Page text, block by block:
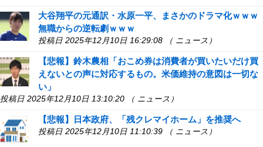
大谷翔平の元通訳・水原一平、まさかのドラマ化ｗｗｗ
無職からの逆転劇ｗｗｗ
投稿日 2025年12月10日 16:29:08 （ ニュース）
【悲報】鈴木農相「おこめ券は消費者が買いたいだけ買
えないとの声に対応するもの。米価維持の意図は一切な
い」
投稿日 2025年12月10日 13:10:20 （ ニュース）
【悲報】日本政府、「残クレマイホーム」を推奨へ
投稿日 2025年12月10日 11:10:39 （ ニュース）